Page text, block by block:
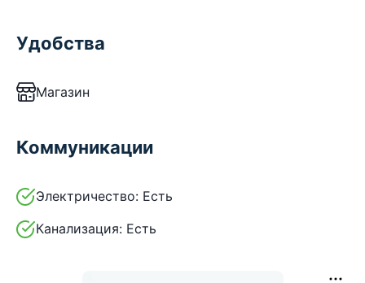
Удобства
Магазин
Коммуникации
Электричество: Есть
Канализация: Есть